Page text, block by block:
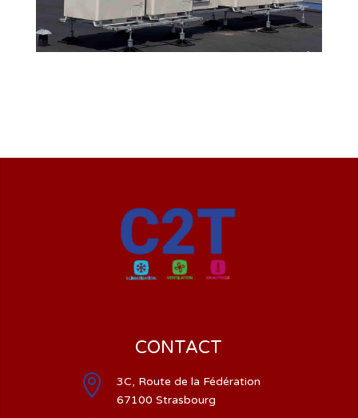
CONTACT

3C, Route de la Fédération
67100 Strasbourg